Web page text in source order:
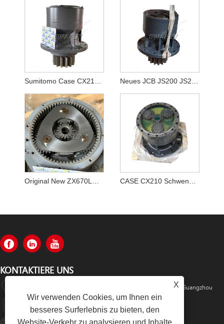
KONTAKTIERE UNS
Rm520, Nr. 1105 Mitte Der Zhongshan Avenue, Bezirk Tianhe, Guangzhou
+86-13501533176
X
Wir verwenden Cookies, um Ihnen ein
besseres Surferlebnis zu bieten, den
Website-Verkehr zu analysieren und Inhalte